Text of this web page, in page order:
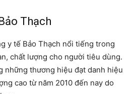
Thạch
y tế Bảo Thạch nổi tiếng trong
chất lượng cho người tiêu dùng.
những thương hiệu đạt danh hiệu
cao từ năm 2010 đến nay do